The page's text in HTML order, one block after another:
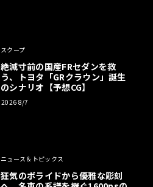
スクープ
絶滅寸前の国産FRセダンを救
う、トヨタ「GRクラウン」誕生
のシナリオ【予想CG】
2026 8/7
ニュース＆トピックス
狂気のボライドから優雅な彫刻